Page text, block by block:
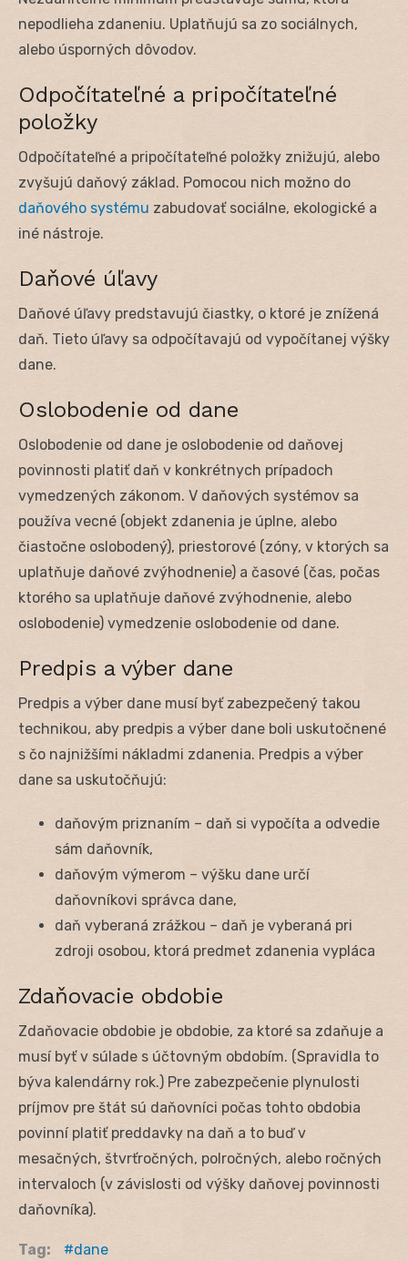
nepodlieha zdaneniu. Uplatňujú sa zo sociálnych,
alebo úsporných dôvodov.
Odpočítateľné a pripočítateľné
položky
Odpočítateľné a pripočítateľné položky znižujú, alebo
zvyšujú daňový základ. Pomocou nich možno do
daňového systému zabudovať sociálne, ekologické a
iné nástroje.
Daňové úľavy
Daňové úľavy predstavujú čiastky, o ktoré je znížená
daň. Tieto úľavy sa odpočítavajú od vypočítanej výšky
dane.
Oslobodenie od dane
Oslobodenie od dane je oslobodenie od daňovej
povinnosti platiť daň v konkrétnych prípadoch
vymedzených zákonom. V daňových systémov sa
používa vecné (objekt zdanenia je úplne, alebo
čiastočne oslobodený), priestorové (zóny, v ktorých sa
uplatňuje daňové zvýhodnenie) a časové (čas, počas
ktorého sa uplatňuje daňové zvýhodnenie, alebo
oslobodenie) vymedzenie oslobodenie od dane.
Predpis a výber dane
Predpis a výber dane musí byť zabezpečený takou
technikou, aby predpis a výber dane boli uskutočnené
s čo najnižšími nákladmi zdanenia. Predpis a výber
dane sa uskutočňujú:
daňovým priznaním – daň si vypočíta a odvedie
sám daňovník,
daňovým výmerom – výšku dane určí
daňovníkovi správca dane,
daň vyberaná zrážkou – daň je vyberaná pri
zdroji osobou, ktorá predmet zdanenia vypláca
Zdaňovacie obdobie
Zdaňovacie obdobie je obdobie, za ktoré sa zdaňuje a
musí byť v súlade s účtovným obdobím. (Spravidla to
býva kalendárny rok.) Pre zabezpečenie plynulosti
príjmov pre štát sú daňovníci počas tohto obdobia
povinní platiť preddavky na daň a to buď v
mesačných, štvrťročných, polročných, alebo ročných
intervaloch (v závislosti od výšky daňovej povinnosti
daňovníka).
Tag: dane